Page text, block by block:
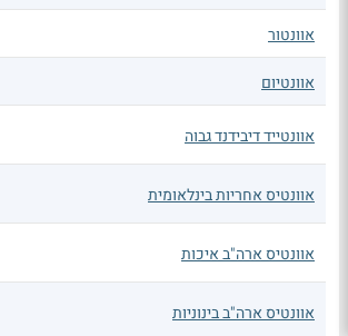
אוונטור
אוונטיום
אוונטייד דיבידנד גבוה
אוונטיס אחריות בינלאומית
אוונטיס ארה"ב איכות
אוונטיס ארה"ב בינוניות